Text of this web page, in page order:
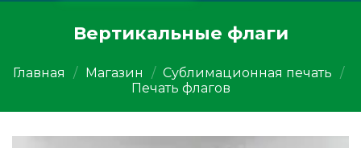
Вертикальные флаги
Главная / Магазин / Сублимационная печать /
Печать флагов